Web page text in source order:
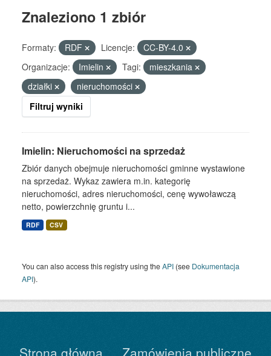
Znaleziono 1 zbiór
Formaty: RDF Licencje:
CC-BY-4.0
Organizacje:
Imielin Tagi:
mieszkania
działki
nieruchomości
Filtruj wyniki
Imielin: Nieruchomości na sprzedaż
Zbiór danych obejmuje nieruchomości gminne wystawione
na sprzedaż. Wykaz zawiera m.in. kategorię
nieruchomości, adres nieruchomości, cenę wywoławczą
netto, powierzchnię gruntu i...
RDF CSV
You can also access this registry using theAPI (see Dokumentacja
API).
Strona główna Zamówienia publiczne